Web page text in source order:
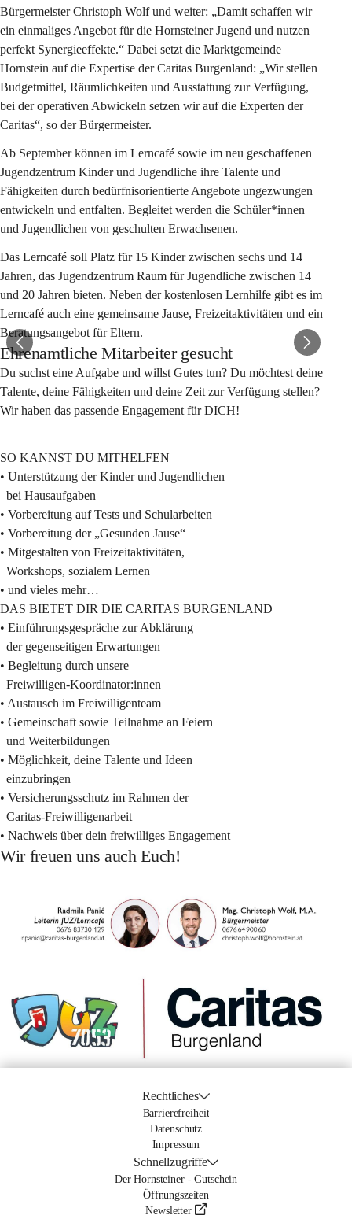
Bürgermeister Christoph Wolf und weiter: „Damit schaffen wir
ein einmaliges Angebot für die Hornsteiner Jugend und nutzen
perfekt Synergieeffekte.“ Dabei setzt die Marktgemeinde
Hornstein auf die Expertise der Caritas Burgenland: „Wir stellen
Budgetmittel, Räumlichkeiten und Ausstattung zur Verfügung,
bei der operativen Abwickeln setzen wir auf die Experten der
Caritas“, so der Bürgermeister.
Ab September können im Lerncafé sowie im neu geschaffenen
Jugendzentrum Kinder und Jugendliche ihre Talente und
Fähigkeiten durch bedürfnisorientierte Angebote ungezwungen
entwickeln und entfalten. Begleitet werden die Schüler*innen
und Jugendlichen von geschulten Erwachsenen.
Das Lerncafé soll Platz für 15 Kinder zwischen sechs und 14
Jahren, das Jugendzentrum Raum für Jugendliche zwischen 14
und 20 Jahren bieten. Neben der kostenlosen Lernhilfe gibt es im
Lerncafé auch eine gemeinsame Jause, Freizeitaktivitäten und ein
Beratungsangebot für Eltern.
Ehrenamtliche Mitarbeiter gesucht
Du suchst eine Aufgabe und willst Gutes tun? Du möchtest deine
Talente, deine Fähigkeiten und deine Zeit zur Verfügung stellen?
Wir haben das passende Engagement für DICH!
SO KANNST DU MITHELFEN
• Unterstützung der Kinder und Jugendlichen
  bei Hausaufgaben
• Vorbereitung auf Tests und Schularbeiten
• Vorbereitung der „Gesunden Jause“
• Mitgestalten von Freizeitaktivitäten,
  Workshops, sozialem Lernen
• und vieles mehr…
DAS BIETET DIR DIE CARITAS BURGENLAND
• Einführungsgespräche zur Abklärung
  der gegenseitigen Erwartungen
• Begleitung durch unsere
  Freiwilligen-Koordinator:innen
• Austausch im Freiwilligenteam
• Gemeinschaft sowie Teilnahme an Feiern
  und Weiterbildungen
• Möglichkeit, deine Talente und Ideen
  einzubringen
• Versicherungsschutz im Rahmen der
  Caritas-Freiwilligenarbeit
• Nachweis über dein freiwilliges Engagement
Wir freuen uns auch Euch!
Rechtliches
Barrierefreiheit
Datenschutz
Impressum
Schnellzugriffe
Der Hornsteiner - Gutschein
Öffnungszeiten
Newsletter